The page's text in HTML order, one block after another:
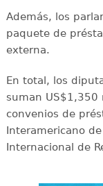
Además, los
paquete de
externa.
En total, los
suman US$1,350
convenios de
Interamericano
Internacional de